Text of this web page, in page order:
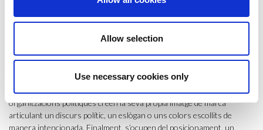
Allow selection
Use necessary cookies only
d’un grup heterogeni de consumidors en subgrups homogenis que
comparteixen característiques i preferències similars. Per a visualitzar
semifictícies dels electors potencials, el que es coneix com a
persona, on es defineixen les característiques demogràfiques,
Partint d’aquesta anàlisi profunda del consumidor (o votant), les
organitzacions polítiques creen la seva pròpia imatge de marca
articulant un discurs polític, un eslògan o uns colors escollits de
manera intencionada. Finalment, s’ocupen del posicionament, un